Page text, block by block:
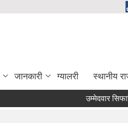
जानकारी ग्यालरी स्थानीय
उम्मेदवार